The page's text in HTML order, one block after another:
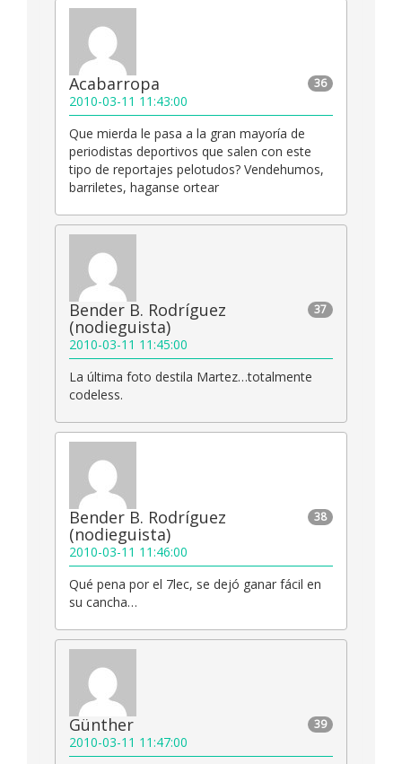
36
Acabarropa
2010-03-11 11:43:00
Que mierda le pasa a la gran mayoría de
periodistas deportivos que salen con este
tipo de reportajes pelotudos? Vendehumos,
barriletes, haganse ortear
37
Bender B. Rodríguez
(nodieguista)
2010-03-11 11:45:00
La última foto destila Martez…totalmente
codeless.
38
Bender B. Rodríguez
(nodieguista)
2010-03-11 11:46:00
Qué pena por el 7lec, se dejó ganar fácil en
su cancha…
39
Günther
2010-03-11 11:47:00